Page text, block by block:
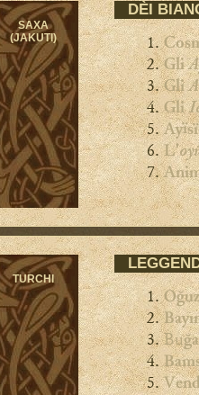
SAXA
(JAKUTI)
DÈI
Gli
Gli
Gli
L'
TURCHI
Bu